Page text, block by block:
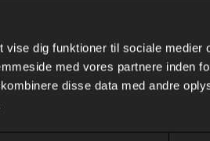
dig funktioner til sociale medier
med vores partnere inden
disse data med andre